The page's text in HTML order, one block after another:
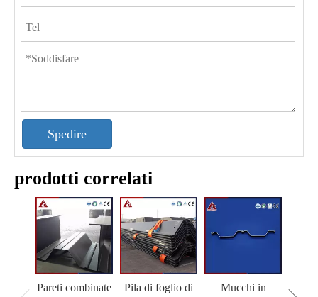
Spedire
prodotti correlati
Pareti combinate
Pila di foglio di
Mucchi in